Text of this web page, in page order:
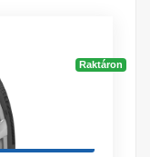
Raktáron